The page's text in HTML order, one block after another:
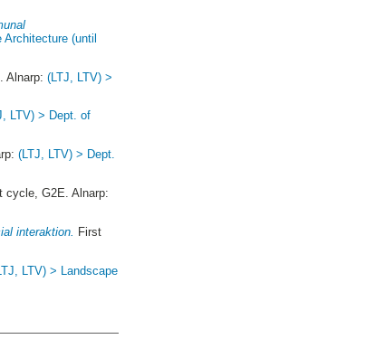
(until
Alnarp:(LTJ, LTV) >
LTV) > Dept. of
(LTJ, LTV) > Dept.
cycle, G2E. Alnarp:
interaktion.
First
LTV) > Landscape